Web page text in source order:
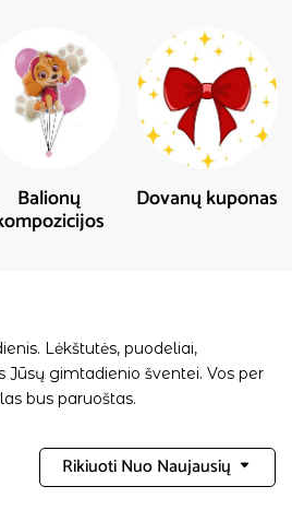
Balionų Dovanų kuponas
Lėkštutės, puodeliai,
Jūsų gimtadienio šventei. Vos per
bus paruoštas.
Rikiuoti Nuo Naujausių